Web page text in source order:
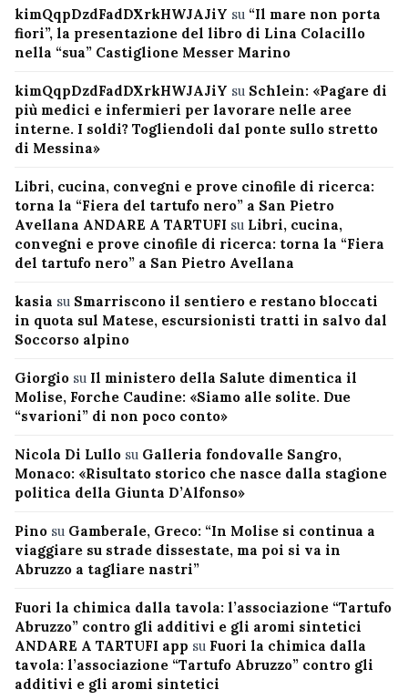
kimQqpDzdFadDXrkHWJAJiY su “Il mare non porta
fiori”, la presentazione del libro di Lina Colacillo
nella “sua” Castiglione Messer Marino
kimQqpDzdFadDXrkHWJAJiY su Schlein: «Pagare di
più medici e infermieri per lavorare nelle aree
interne. I soldi? Togliendoli dal ponte sullo stretto
di Messina»
Libri, cucina, convegni e prove cinofile di ricerca:
torna la “Fiera del tartufo nero” a San Pietro
Avellana ANDARE A TARTUFI su Libri, cucina,
convegni e prove cinofile di ricerca: torna la “Fiera
del tartufo nero” a San Pietro Avellana
kasia su Smarriscono il sentiero e restano bloccati
in quota sul Matese, escursionisti tratti in salvo dal
Soccorso alpino
Giorgio su Il ministero della Salute dimentica il
Molise, Forche Caudine: «Siamo alle solite. Due
“svarioni” di non poco conto»
Nicola Di Lullo su Galleria fondovalle Sangro,
Monaco: «Risultato storico che nasce dalla stagione
politica della Giunta D’Alfonso»
Pino su Gamberale, Greco: “In Molise si continua a
viaggiare su strade dissestate, ma poi si va in
Abruzzo a tagliare nastri”
Fuori la chimica dalla tavola: l’associazione “Tartufo
Abruzzo” contro gli additivi e gli aromi sintetici
ANDARE A TARTUFI app su Fuori la chimica dalla
tavola: l’associazione “Tartufo Abruzzo” contro gli
additivi e gli aromi sintetici